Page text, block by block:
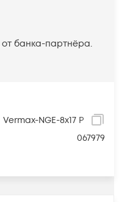
Vermax-NGE-8x17 P
067979
от банка-партнёра.